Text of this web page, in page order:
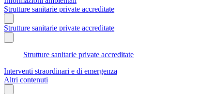
Strutture sanitarie private accreditate
Strutture sanitarie private accreditate
Strutture sanitarie private accreditate
Interventi straordinari e di emergenza
Altri contenuti